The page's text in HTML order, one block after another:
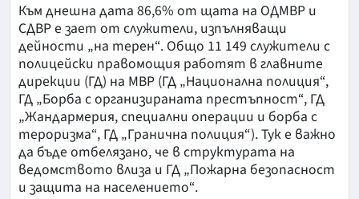
Към днешна дата 86,6% от щата на ОДМВР и
СДВР е зает от служители, изпълняващи
дейности „на терен“. Общо 11 149 служители с
полицейски правомощия работят в главните
дирекции (ГД) на МВР (ГД „Национална полиция“,
ГД „Борба с организираната престъпност“, ГД
„Жандармерия, специални операции и борба с
тероризма“, ГД „Гранична полиция“). Тук е важно
да бъде отбелязано, че в структурата на
ведомството влиза и ГД „Пожарна безопасност
и защита на населението“.